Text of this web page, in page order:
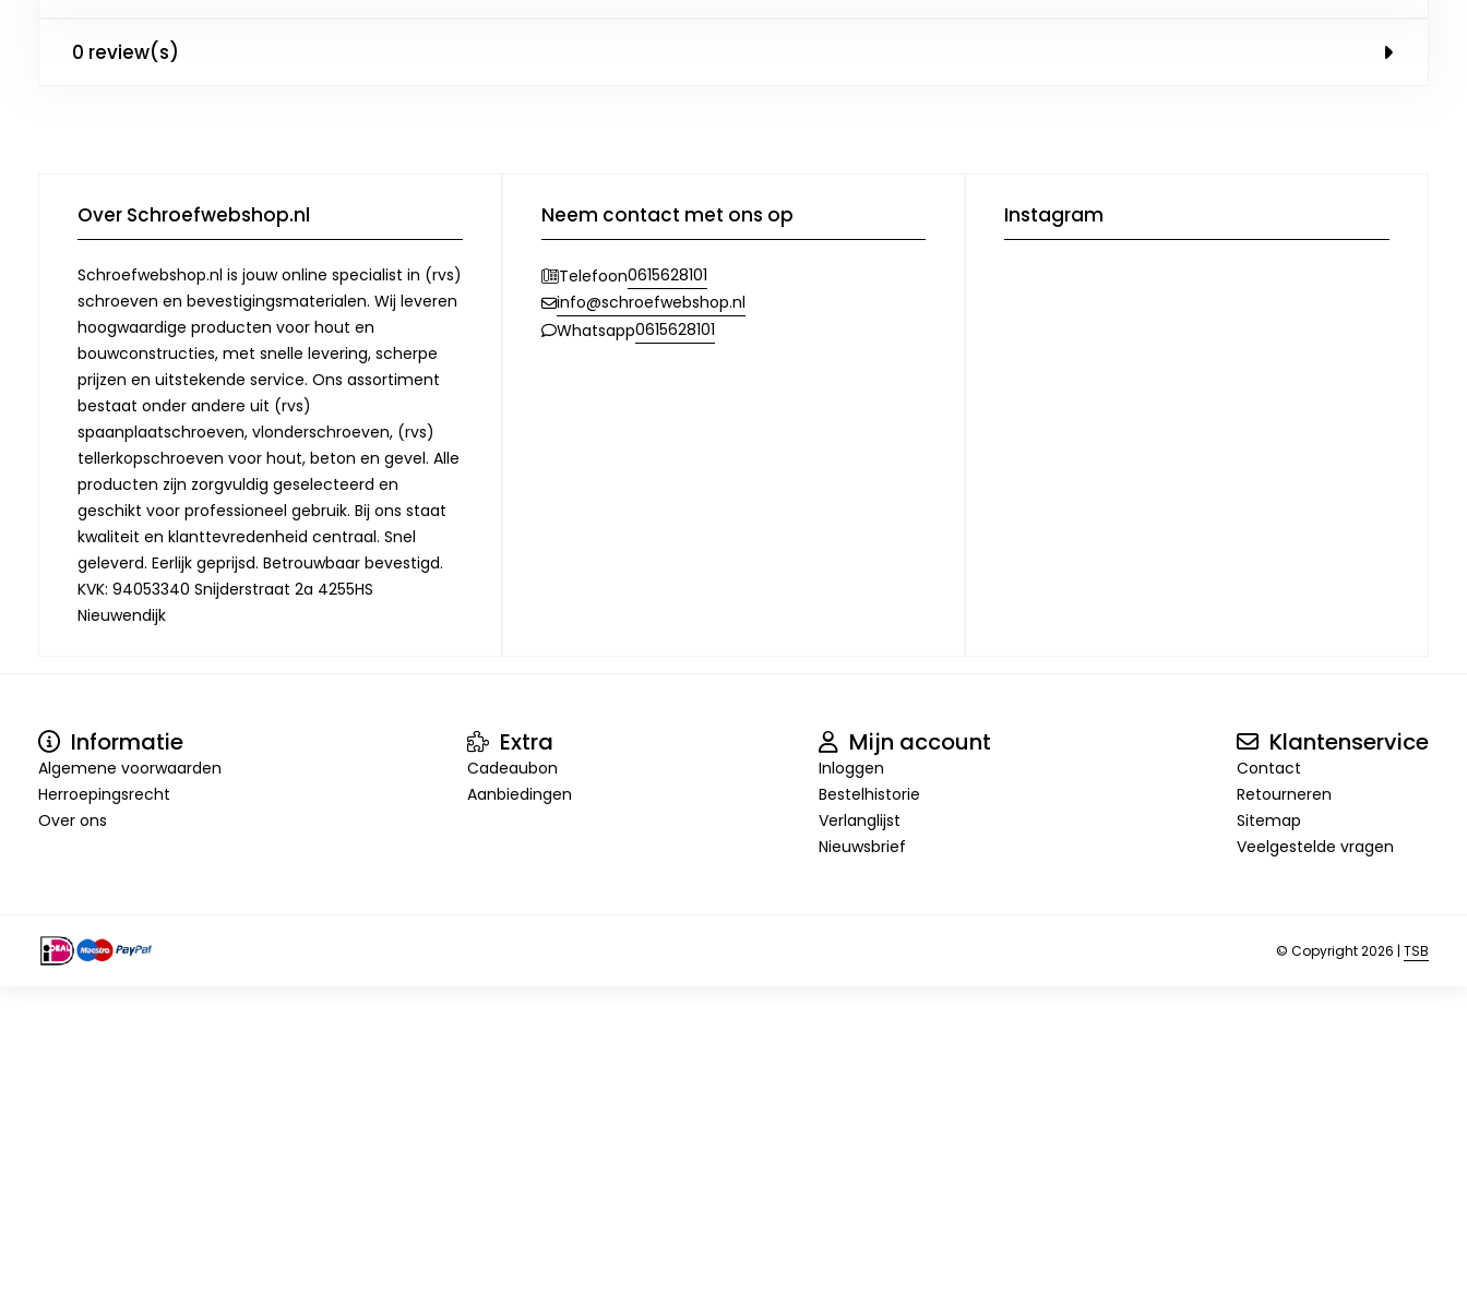
0 review(s)
Over Schroefwebshop.nl
Schroefwebshop.nl is jouw online specialist in (rvs)
schroeven en bevestigingsmaterialen. Wij leveren
hoogwaardige producten voor hout en
bouwconstructies, met snelle levering, scherpe
prijzen en uitstekende service. Ons assortiment
bestaat onder andere uit (rvs)
spaanplaatschroeven, vlonderschroeven, (rvs)
tellerkopschroeven voor hout, beton en gevel. Alle
producten zijn zorgvuldig geselecteerd en
geschikt voor professioneel gebruik. Bij ons staat
kwaliteit en klanttevredenheid centraal. Snel
geleverd. Eerlijk geprijsd. Betrouwbaar bevestigd.
KVK: 94053340 Snijderstraat 2a 4255HS
Nieuwendijk
Neem contact met ons op
Telefoon0615628101
info@schroefwebshop.nl
Whatsapp0615628101
Instagram
Informatie
Algemene voorwaarden
Herroepingsrecht
Over ons
Extra
Cadeaubon
Aanbiedingen
Mijn account
Inloggen
Bestelhistorie
Verlanglijst
Nieuwsbrief
Klantenservice
Contact
Retourneren
Sitemap
Veelgestelde vragen
© Copyright 2026 | TSB